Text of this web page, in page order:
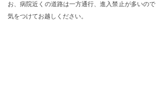
お、病院近くの道路は一方通行、進入禁止が多いので
気をつけてお越しください。